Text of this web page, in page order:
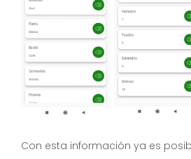
Con esta información ya es